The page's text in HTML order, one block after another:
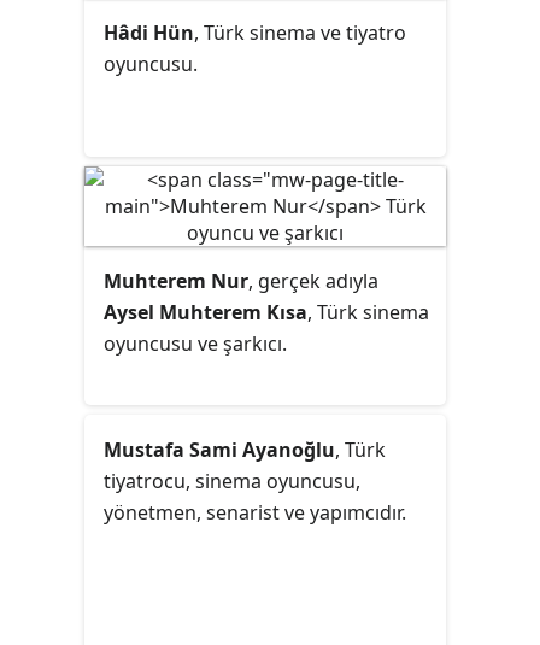
Hâdi Hün, Türk sinema ve tiyatro
oyuncusu.
Muhterem Nur, gerçek adıyla
Aysel Muhterem Kısa, Türk sinema
oyuncusu ve şarkıcı.
Mustafa Sami Ayanoğlu, Türk
tiyatrocu, sinema oyuncusu,
yönetmen, senarist ve yapımcıdır.